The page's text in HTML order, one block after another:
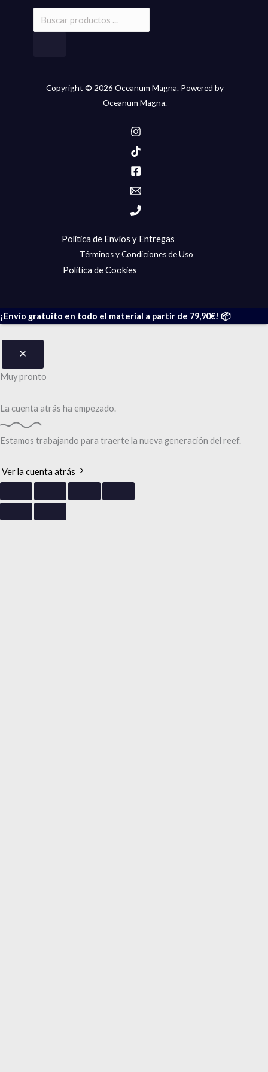
Copyright © 2026 Oceanum Magna. Powered by
Oceanum Magna.
Politica de Envíos y Entregas
Términos y Condiciones de Uso
Politica de Cookies
¡Envío gratuito en todo el material a partir de 79,90€! 📦
Muy pronto
La cuenta atrás ha empezado.
Estamos trabajando para traerte la nueva generación del reef.
Ver la cuenta atrás